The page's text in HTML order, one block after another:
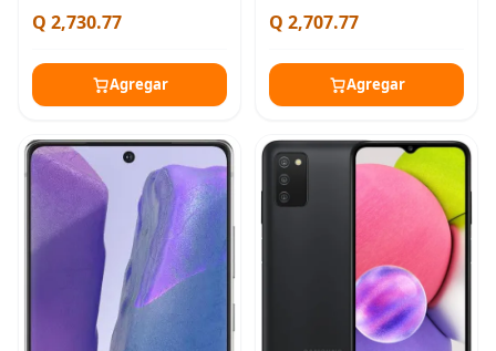
N4500, 4 GB de RAM, 64 GB
ChromeOS,
Q 2,730.77
Agregar
Q 2,707.77
Agregar